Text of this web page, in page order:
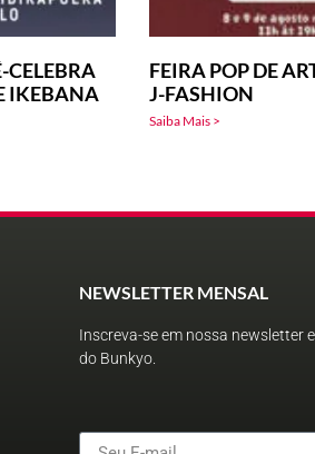
CELEBRA
IKEBANA
FEIRA POP DE
J-FASHION
Saiba Mais >
NEWSLETTER MENSAL
Inscreva-se em nossa newsletter
do Bunkyo.